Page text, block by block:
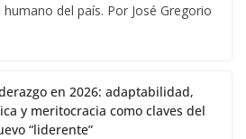
del país. Por José Gregorio
en 2026: adaptabilidad,
y meritocracia como claves del
“liderente”